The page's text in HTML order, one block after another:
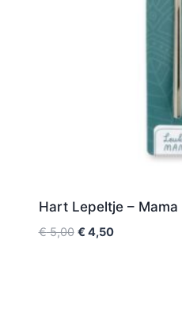
Hart Lepeltje – Mama
€5,00 € 4,50